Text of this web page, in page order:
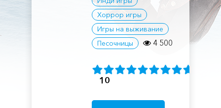
Хоррор игры
Игры на выживание
Песочницы
4 500
10